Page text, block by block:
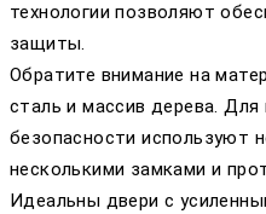
технологии позволяют
защиты.
Обратите внимание на
сталь и массив дерева.
безопасности используют
несколькими замками и
Идеальны двери с